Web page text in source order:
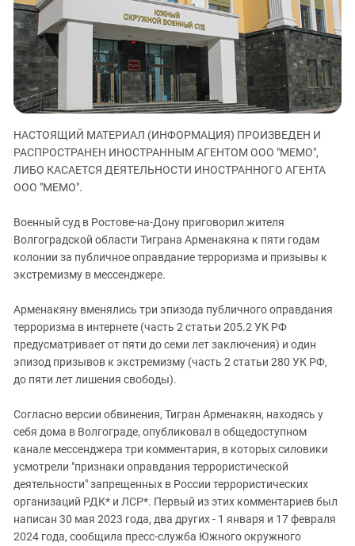
ЗАСТАВЛЯЕТ
КАВКАЗ ЗА ПАЛЕСТИНУ
ИНАКОМЫСЛИЕ В ЧЕЧНЕ
ПРЕСЛЕДОВАНИЕ АКТИВИСТОВ
МОБИЛИЗАЦИЯ И ПРОТЕСТЫ
Дагестан
Ингушетия
Кабардино-Балкария
Калмыкия
Карачаево-Черкесия
Краснодарский край
Российская Федерация
Северная Осетия - Алания
СКФО
Ставропольский край
Чечня
Южная Осетия
Южный Кавказ
ЮФО
НАСТОЯЩИЙ МАТЕРИАЛ (ИНФОРМАЦИЯ) ПРОИЗВЕДЕН И
РАСПРОСТРАНЕН ИНОСТРАННЫМ АГЕНТОМ ООО "МЕМО",
ЛИБО КАСАЕТСЯ ДЕЯТЕЛЬНОСТИ ИНОСТРАННОГО АГЕНТА
ООО "МЕМО".
Военный суд в Ростове-на-Дону приговорил жителя
Волгоградской области Тиграна Арменакяна к пяти годам
колонии за публичное оправдание терроризма и призывы к
экстремизму в мессенджере.
Арменакяну вменялись три эпизода публичного оправдания
терроризма в интернете (часть 2 статьи 205.2 УК РФ
предусматривает от пяти до семи лет заключения) и один
эпизод призывов к экстремизму (часть 2 статьи 280 УК РФ,
до пяти лет лишения свободы).
Согласно версии обвинения, Тигран Арменакян, находясь у
себя дома в Волгограде, опубликовал в общедоступном
канале мессенджера три комментария, в которых силовики
усмотрели "признаки оправдания террористической
деятельности" запрещенных в России террористических
организаций РДК* и ЛСР*. Первый из этих комментариев был
написан 30 мая 2023 года, два других - 1 января и 17 февраля
2024 года, сообщила пресс-служба Южного окружного